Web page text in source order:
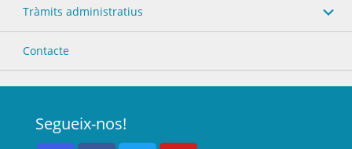
Tràmits administratius
Contacte
Segueix-nos!